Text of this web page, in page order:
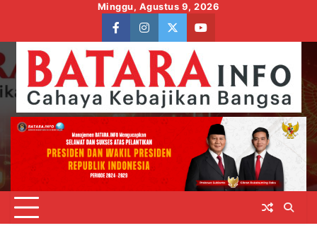
content
Minggu, Agustus 9, 2026
facebookinstagram
twitteryoutube